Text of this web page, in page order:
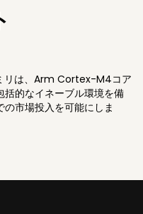
リは、Arm Cortex-M4コア
括的なイネーブル環境を備
市場投入を可能にしま